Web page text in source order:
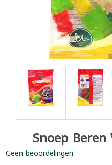
Snoep
Geen beoordelingen